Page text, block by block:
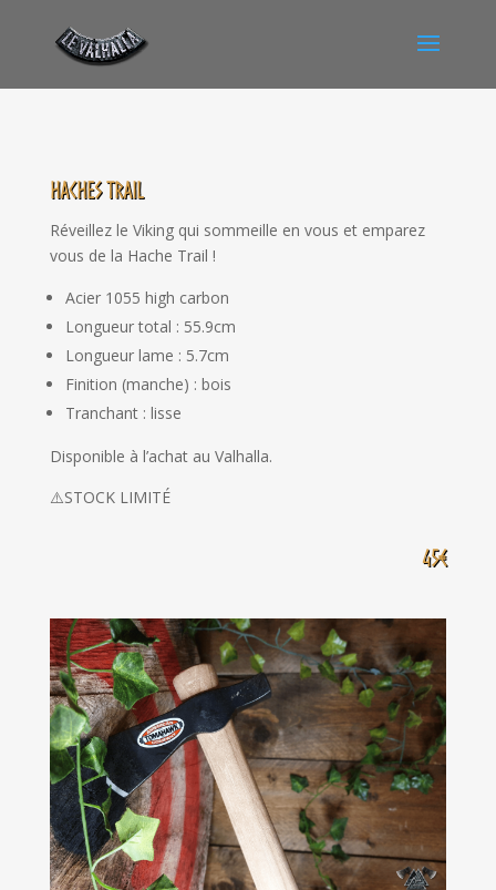
Haches Trail
Réveillez le Viking qui sommeille en vous et emparez
vous de la Hache Trail !
Acier 1055 high carbon
Longueur total : 55.9cm
Longueur lame : 5.7cm
Finition (manche) : bois
Tranchant : lisse
Disponible à l’achat au Valhalla.
⚠️STOCK LIMITÉ
45€